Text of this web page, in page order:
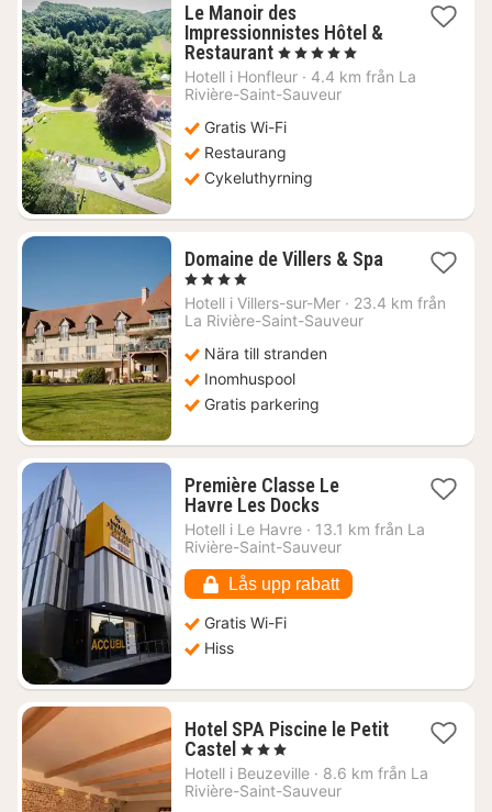
Le Manoir des
Impressionnistes Hôtel &
Restaurant1
natt
från
kr.
, 5 Stjärnor
Hotell i Honfleur · 4.4 km från La
Rivière-Saint-Sauveur
Gratis Wi-Fi
Restaurang
Cykeluthyrning
Domaine de Villers & Spa1
från
, 4 Stjärnor
Hotell i Villers-sur-Mer · 23.4 km från
La Rivière-Saint-Sauveur
Nära till stranden
Inomhuspool
Gratis parkering
Première Classe Le
Havre Les Docks1
natt
från
kr.
Hotell i Le Havre · 13.1 km från La
Rivière-Saint-Sauveur
Lås upp rabatt
Gratis Wi-Fi
Hiss
Hotel SPA Piscine le Petit
Castel 1
natt
från
, 3 Stjärnor
Hotell i Beuzeville · 8.6 km från La
Rivière-Saint-Sauveur